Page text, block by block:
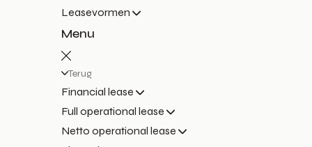
Leasevormen
Menu
Terug
Financial lease
Full operational lease
Netto operational lease